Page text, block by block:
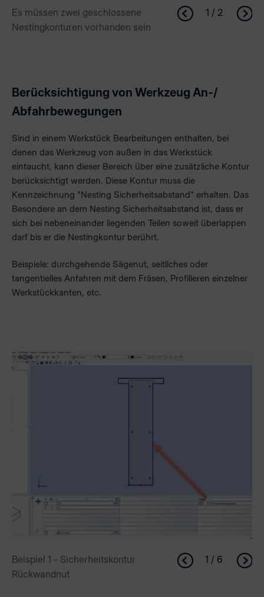
Es müssen zwei geschlossene
Nestingkonturen vorhanden sein
1 / 2
Berücksichtigung von Werkzeug An-/
Abfahrbewegungen
Sind in einem Werkstück Bearbeitungen enthalten, bei
denen das Werkzeug von außen in das Werkstück
eintaucht, kann dieser Bereich über eine zusätzliche Kontur
berücksichtigt werden. Diese Kontur muss die
Kennzeichnung "Nesting Sicherheitsabstand" erhalten. Das
Besondere an dem Nesting Sicherheitsabstand ist, dass er
sich bei nebeneinander liegenden Teilen soweit überlappen
darf bis er die Nestingkontur berührt.
Beispiele: durchgehende Sägenut, seitliches oder
tangentielles Anfahren mit dem Fräsen, Profilieren einzelner
Werkstückkanten, etc.
Beispiel 1 - Sicherheitskontur
Rückwandnut
1 / 6